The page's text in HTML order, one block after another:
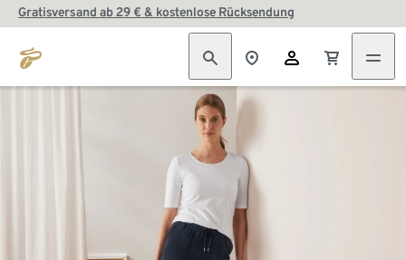
Gratisversand ab 29 € & kostenlose Rücksendung